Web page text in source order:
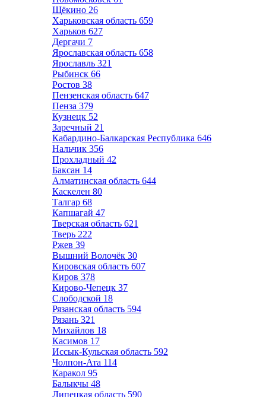
Щёкино 26
Харьковская область 659
Харьков 627
Дергачи 7
Ярославская область 658
Ярославль 321
Рыбинск 66
Ростов 38
Пензенская область 647
Пенза 379
Кузнецк 52
Заречный 21
Кабардино-Балкарская Республика 646
Нальчик 356
Прохладный 42
Баксан 14
Алматинская область 644
Каскелен 80
Талгар 68
Капшагай 47
Тверская область 621
Тверь 222
Ржев 39
Вышний Волочёк 30
Кировская область 607
Киров 378
Кирово-Чепецк 37
Слободской 18
Рязанская область 594
Рязань 321
Михайлов 18
Касимов 17
Иссык-Кульская область 592
Чолпон-Ата 114
Каракол 95
Балыкчы 48
Липецкая область 590